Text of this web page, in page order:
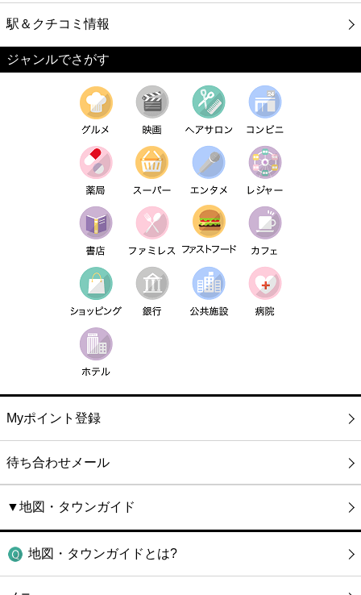
駅＆クチコミ情報
ジャンルでさがす
Myポイント登録
待ち合わせメール
▼地図・タウンガイド
地図・タウンガイドとは?